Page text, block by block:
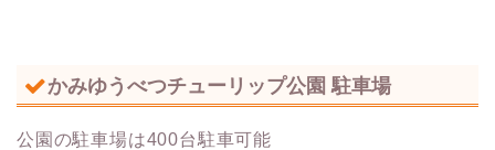
かみゆうべつチューリップ公園 駐車場
公園の駐車場は400台駐車可能